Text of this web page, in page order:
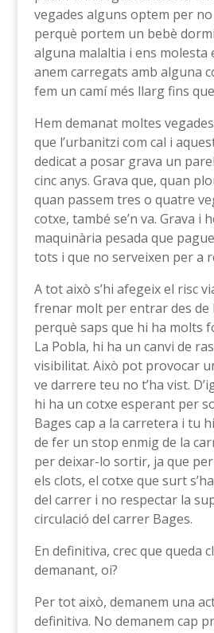
vegades alguns optem per
perquè portem un bebè
alguna malaltia i ens molesta
anem carregats amb alguna
fem un camí més llarg fins
Hem demanat moltes
que l’urbanitzi com cal i
dedicat a posar grava un
cinc anys. Grava que, quan
quan passem tres o quatre
cotxe, també se’n va. Grava i
maquinària pesada que
tots i que no serveixen per a
A tot això s’hi afegeix el risc
frenar molt per entrar des de
perquè saps que hi ha molts
La Pobla, hi ha un canvi de
visibilitat. Això pot provocar
ve darrere teu no t’ha vist.
hi ha un cotxe esperant per
Bages cap a la carretera i tu
de fer un stop enmig de la
per deixar-lo sortir, ja que
els clots, el cotxe que surt
del carrer i no respectar la
circulació del carrer Bages.
En definitiva, crec que queda
demanant, oi?
Per tot això, demanem una
definitiva. No demanem cap